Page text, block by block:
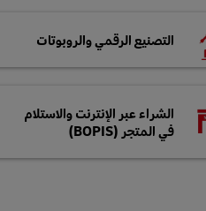
التصنيع الرقمي والروبوتات
الشراء عبر الإنترنت والاستلام
في المتجر (BOPIS)